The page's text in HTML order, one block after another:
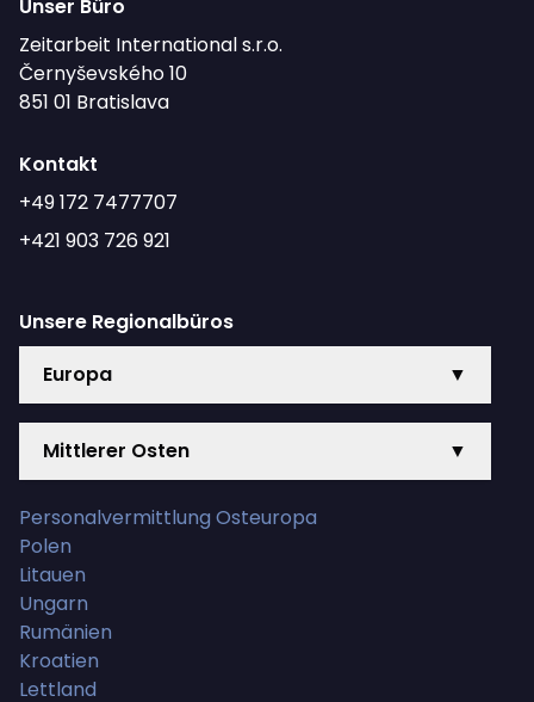
Unser Büro
Zeitarbeit International s.r.o.
Černyševského 10
851 01 Bratislava
Kontakt
+49 172 7477707
+421 903 726 921
Unsere Regionalbüros
Europa
▼
Mittlerer Osten ▼
Personalvermittlung Osteuropa
Polen
Litauen
Ungarn
Rumänien
Kroatien
Lettland